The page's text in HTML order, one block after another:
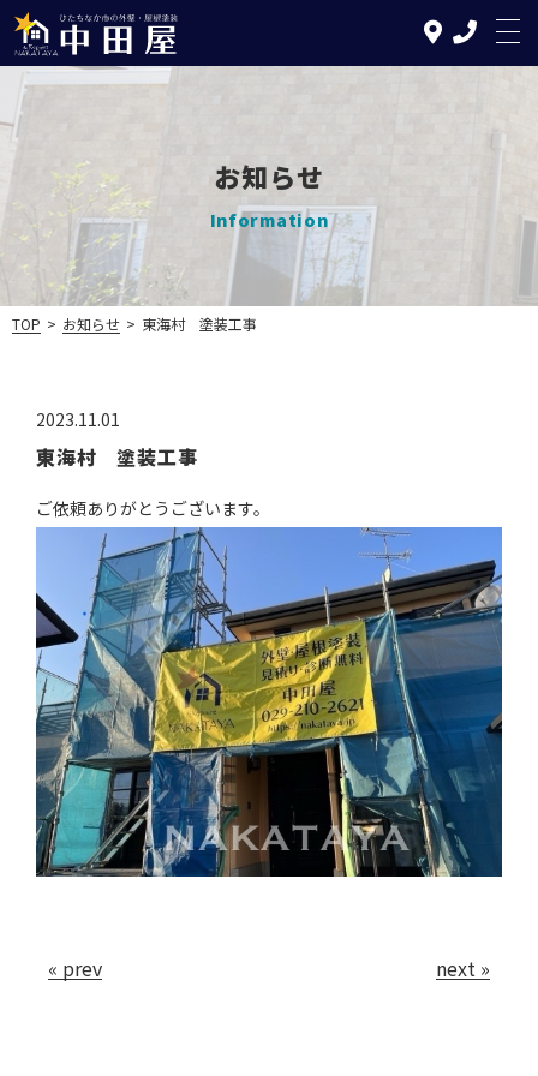
TOP
中田屋の特徴
塗装について
お知らせ
お問い合わせ
お知らせ
Information
TOP > お知らせ > 東海村 塗装工事
2023.11.01
東海村 塗装工事
ご依頼ありがとうございます。
« prev next »